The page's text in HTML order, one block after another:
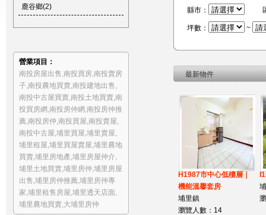
鹿谷鄉(2)
營業項目：
南投房屋出售,南投買房,南投賣房
子,南投農地買賣,南投建地出售,
南投中古屋買賣,南投土地買賣,南
投買房網 ,南投房仲網 ,南投房仲推
薦,南投房仲,南投買屋,南投賣屋,
南投中古屋,埔里買屋,埔里賣屋,
埔里租屋,埔里買屋賣屋,埔里農地
買賣,埔里房地產,埔里房屋仲介,
埔里土地買賣,埔里房仲,埔里房屋
出售,埔里房仲推薦,埔里房仲專
家,埔里租售房屋,埔里透天店面,
埔里農地買賣,大埔里房仲
縣市：
坪數： ~
最新物件
H1987市中心低樓層｜
機能溫馨套房
埔里鎮
瀏覽人數：14